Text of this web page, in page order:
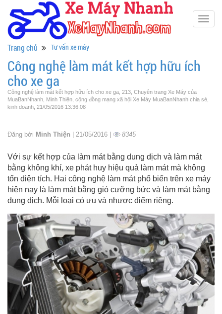
Trang chủ Tư vấn xe máy
Công nghệ làm mát kết hợp hữu ích
cho xe ga
Công nghệ làm mát kết hợp hữu ích cho xe ga, 213, Chuyên trang Xe Máy của
MuaBanNhanh, Minh Thiện, cộng đồng mạng xã hội Xe Máy MuaBanNhanh chia sẻ,
kinh doanh, 21/05/2016 13:36:08
Đăng bởi Minh Thiện | 21/05/2016 | 8345
Với sự kết hợp của làm mát bằng dung dịch và làm mát
bằng không khí, xe phát huy hiệu quả làm mát mà không
tốn diện tích. Hai công nghệ làm mát phổ biến trên xe máy
hiện nay là làm mát bằng gió cưỡng bức và làm mát bằng
dung dịch. Mỗi loại có ưu và nhược điểm riêng.